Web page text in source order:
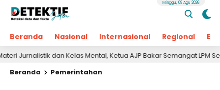
Beranda Nasional Internasional Regional
Minggu, 09 Agu 2026
dan Kelas Mental, Ketua AJP Bakar Semangat LPM Se-Madura
Beranda
Pemerintahan